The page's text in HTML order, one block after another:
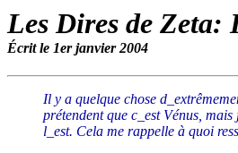
Les Dires de Zeta:
Écrit le 1er janvier 2004
Il y a quelque chose
prétendent que c_est Vénus,
l_est. Cela me rappelle à quoi